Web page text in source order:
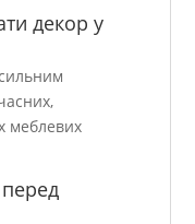
декор у
меблевих